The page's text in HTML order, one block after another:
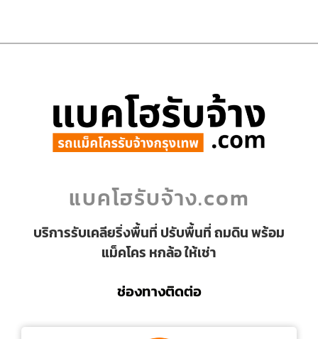
แบคโฮรับจ้าง.com
บริการรับเคลียริ่งพื้นที่ ปรับพื้นที่ ถมดิน พร้อม
แม็คโคร หกล้อ ให้เช่า
ช่องทางติดต่อ